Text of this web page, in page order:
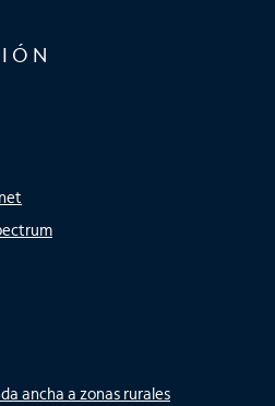
ancha a zonas rurales